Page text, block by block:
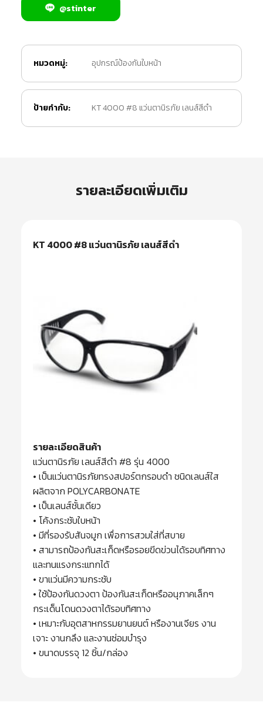
@stinter
หมวดหมู่: อุปกรณ์ป้องกันใบหน้า
ป้ายกำกับ: KT 4000 #8 แว่นตานิรภัย เลนส์สีดำ
รายละเอียดเพิ่มเติม
KT 4000 #8 แว่นตานิรภัย เลนส์สีดำ
รายละเอียดสินค้า
แว่นตานิรภัย เลนส์สีดำ #8 รุ่น 4000
• เป็นแว่นตานิรภัยทรงสปอร์ตกรอบดำ ชนิดเลนส์ใส
ผลิตจาก POLYCARBONATE
• เป็นเลนส์ชั้นเดียว
• โค้งกระชับใบหน้า
• มีที่รองรับสันจมูก เพื่อการสวมใส่ที่สบาย
• สามารถป้องกันสะเก็ดหรือรอยขีดข่วนได้รอบทิศทาง
และทนแรงกระแทกได้
• ขาแว่นมีความกระชับ
• ใช้ป้องกันดวงตา ป้องกันสะเก็ดหรืออนุภาคเล็กๆ
กระเด็นโดนดวงตาได้รอบทิศทาง
• เหมาะกับอุตสาหกรรมยานยนต์ หรืองานเจียร งาน
เจาะ งานกลึง และงานซ่อมบำรุง
• ขนาดบรรจุ 12 ชิ้น/กล่อง